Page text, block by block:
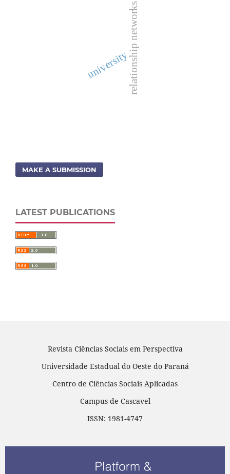
relationship networks
university
MAKE A SUBMISSION
LATEST PUBLICATIONS
Revista Ciências Sociais em Perspectiva
Universidade Estadual do Oeste do Paraná
Centro de Ciências Sociais Aplicadas
Campus de Cascavel
ISSN: 1981-4747